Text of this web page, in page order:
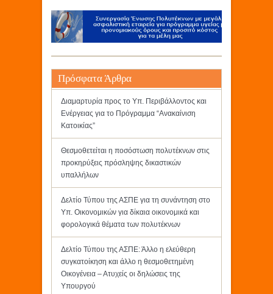
Πρόσφατα Άρθρα
Διαμαρτυρία προς το Υπ. Περιβάλλοντος και
Ενέργειας για το Πρόγραμμα “Ανακαίνιση
Κατοικίας”
Θεσμοθετείται η ποσόστωση πολυτέκνων στις
προκηρύξεις πρόσληψης δικαστικών
υπαλλήλων
Δελτίο Τύπου της ΑΣΠΕ για τη συνάντηση στο
Υπ. Οικονομικών για δίκαια οικονομικά και
φορολογικά θέματα των πολυτέκνων
Δελτίο Τύπου της ΑΣΠΕ: Άλλο η ελεύθερη
συγκατοίκηση και άλλο η θεσμοθετημένη
Οικογένεια – Ατυχείς οι δηλώσεις της
Υπουργού